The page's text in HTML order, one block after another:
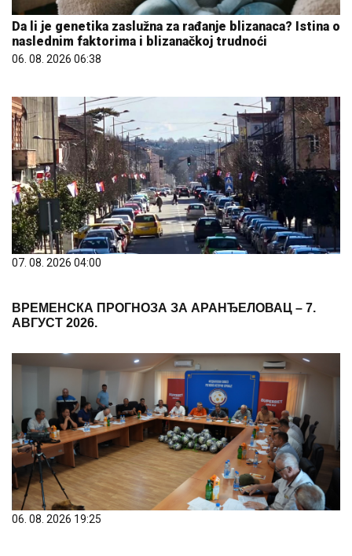
Da li je genetika zaslužna za rađanje blizanaca? Istina o
naslednim faktorima i blizanačkoj trudnoći
06. 08. 2026 06:38
07. 08. 2026 04:00
ВРЕМЕНСКА ПРОГНОЗА ЗА АРАНЂЕЛОВАЦ – 7.
АВГУСТ 2026.
06. 08. 2026 19:25